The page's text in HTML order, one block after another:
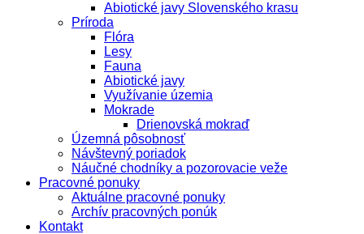
Abiotické javy Slovenského krasu
Príroda
Flóra
Lesy
Fauna
Abiotické javy
Využívanie územia
Mokrade
Drienovská mokraď
Územná pôsobnosť
Návštevný poriadok
Náučné chodníky a pozorovacie veže
Pracovné ponuky
Aktuálne pracovné ponuky
Archív pracovných ponúk
Kontakt